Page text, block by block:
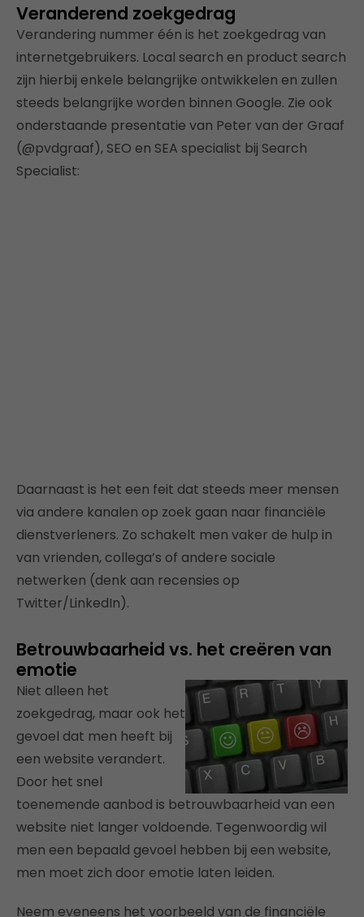
Veranderend zoekgedrag
Verandering nummer één is het zoekgedrag van
internetgebruikers. Local search en product search
zijn hierbij enkele belangrijke ontwikkelen en zullen
steeds belangrijke worden binnen Google. Zie ook
onderstaande presentatie van Peter van der Graaf
(@pvdgraaf), SEO en SEA specialist bij Search
Specialist:
Daarnaast is het een feit dat steeds meer mensen
via andere kanalen op zoek gaan naar financiële
dienstverleners. Zo schakelt men vaker de hulp in
van vrienden, collega’s of andere sociale
netwerken (denk aan recensies op
Twitter/LinkedIn).
Betrouwbaarheid vs. het creëren van
emotie
Niet alleen het
zoekgedrag, maar ook het
gevoel dat men heeft bij
een website verandert.
Door het snel
toenemende aanbod is betrouwbaarheid van een
website niet langer voldoende. Tegenwoordig wil
men een bepaald gevoel hebben bij een website,
men moet zich door emotie laten leiden.
Neem eveneens het voorbeeld van de financiële